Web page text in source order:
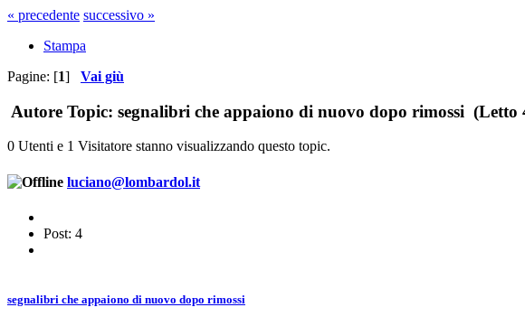
« precedente successivo »
Stampa
Pagine: [1] Vai giù
Autore Topic: segnalibri che appaiono di nuovo dopo rimossi (Letto
0 Utenti e 1 Visitatore stanno visualizzando questo topic.
luciano@lombardol.it
Post: 4
segnalibri che appaiono di nuovo dopo rimossi